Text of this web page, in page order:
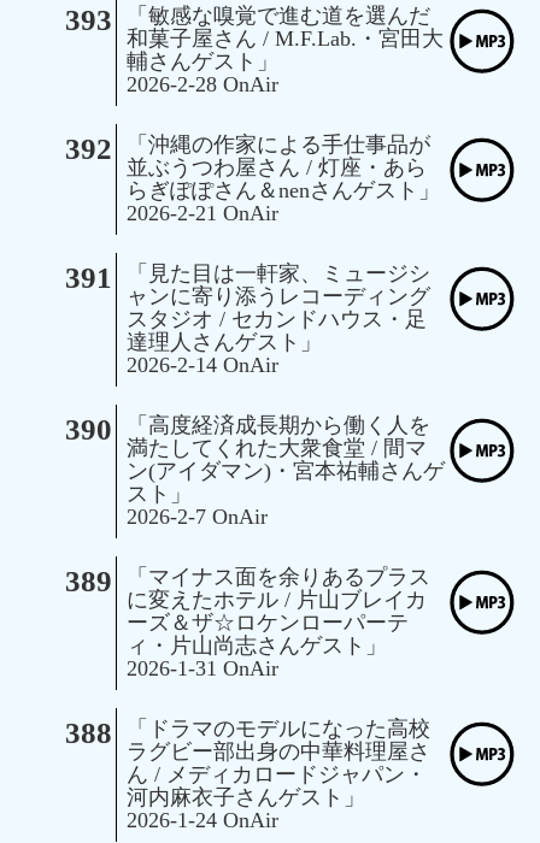
393
「敏感な嗅覚で進む道を選んだ
和菓子屋さん / M.F.Lab.・宮田大
輔さんゲスト」
2026-2-28 OnAir
392
「沖縄の作家による手仕事品が
並ぶうつわ屋さん / 灯座・あら
らぎぽぽさん＆nenさんゲスト」
2026-2-21 OnAir
391
「見た目は一軒家、ミュージシ
ャンに寄り添うレコーディング
スタジオ / セカンドハウス・足
達理人さんゲスト」
2026-2-14 OnAir
390
「高度経済成長期から働く人を
満たしてくれた大衆食堂 / 間マ
ン(アイダマン)・宮本祐輔さんゲ
スト」
2026-2-7 OnAir
389
「マイナス面を余りあるプラス
に変えたホテル / 片山ブレイカ
ーズ＆ザ☆ロケンローパーテ
ィ・片山尚志さんゲスト」
2026-1-31 OnAir
388
「ドラマのモデルになった高校
ラグビー部出身の中華料理屋さ
ん / メディカロードジャパン・
河内麻衣子さんゲスト」
2026-1-24 OnAir